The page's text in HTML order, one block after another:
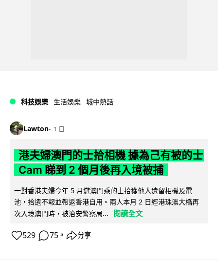
科技娛樂 生活娛樂 城中熱話
Lawton 1 日
港夫婦澳門的士拾相機 據為己有被的士
Cam 睇到 2 個月後再入境被捕
一對香港夫婦今年 5 月遊澳門乘的士拾獲他人遺留相機及電
池，拾遺不報並帶返香港自用。兩人本月 2 日經港珠澳大橋再
次入境澳門時，被治安警察局...
閱讀全文
529 75 ↗ 分享